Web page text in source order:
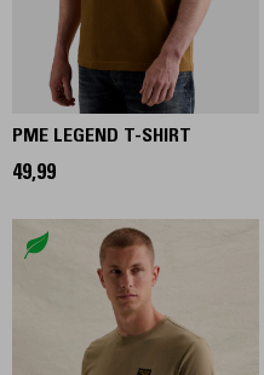
PME LEGEND T-SHIRT
49,99